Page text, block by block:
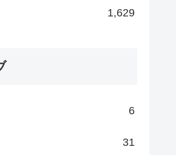
1,629
6
31